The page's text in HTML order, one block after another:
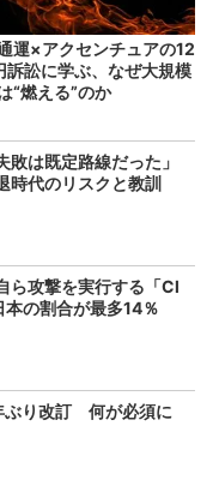
運×アクセンチュアの12
訴訟に学ぶ、なぜ大規模
“燃える”のか
敗は既定路線だった」
代のリスクと教訓
ら攻撃を実行する「Cl
の割合が最多14％
ぶり改訂 何が必須に